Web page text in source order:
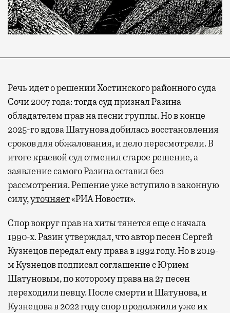
Речь идет о решении Хостинского районного суда
Сочи 2007 года: тогда суд признал Разина
обладателем прав на песни группы. Но в конце
2025-го вдова Шатунова добилась восстановления
сроков для обжалования, и дело пересмотрели. В
итоге краевой суд отменил старое решение, а
заявление самого Разина оставил без
рассмотрения. Решение уже вступило в законную
силу,уточняет«РИА Новости».
Спор вокруг прав на хиты тянется еще с начала
1990-х. Разин утверждал, что автор песен Сергей
Кузнецов передал ему права в 1992 году. Но в 2019-
м Кузнецов подписал соглашение с Юрием
Шатуновым, по которому права на 27 песен
переходили певцу. После смерти и Шатунова, и
Кузнецова в 2022 году спор продолжили уже их